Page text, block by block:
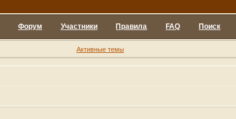
Форум Участники Правила FAQ Поиск
Активные темы